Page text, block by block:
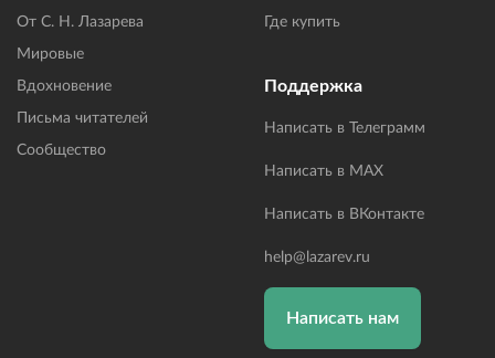
От С. Н. Лазарева
Мировые
Вдохновение
Письма читателей
Сообщество
Где купить
Поддержка
Написать в Телеграмм
Написать в MAX
Написать в ВКонтакте
help@lazarev.ru
Написать нам